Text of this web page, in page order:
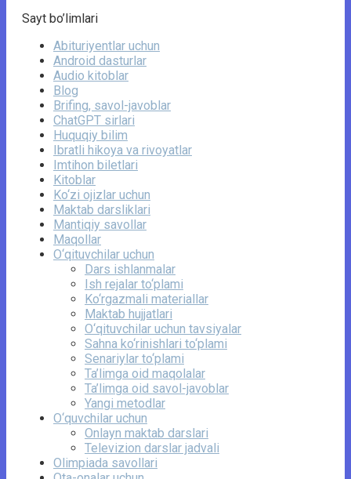
Sayt bo’limlari
Abituriyentlar uchun
Android dasturlar
Audio kitoblar
Blog
Brifing, savol-javoblar
ChatGPT sirlari
Huquqiy bilim
Ibratli hikoya va rivoyatlar
Imtihon biletlari
Kitoblar
Ko‘zi ojizlar uchun
Maktab darsliklari
Mantiqiy savollar
Maqollar
O‘qituvchilar uchun
Dars ishlanmalar
Ish rejalar to‘plami
Ko‘rgazmali materiallar
Maktab hujjatlari
O‘qituvchilar uchun tavsiyalar
Sahna ko‘rinishlari to‘plami
Senariylar to‘plami
Ta’limga oid maqolalar
Ta’limga oid savol-javoblar
Yangi metodlar
O‘quvchilar uchun
Onlayn maktab darslari
Televizion darslar jadvali
Olimpiada savollari